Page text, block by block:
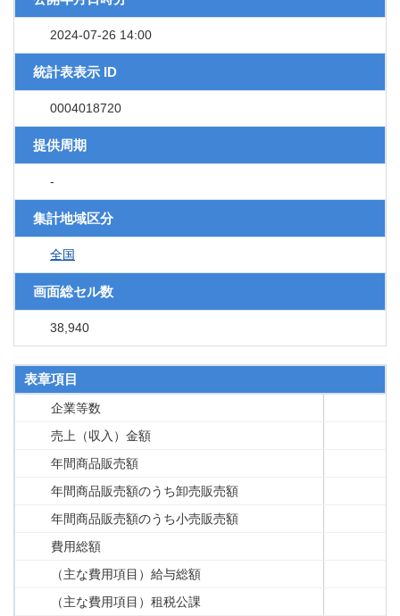
2024-07-26 14:00
統計表表示 ID
0004018720
提供周期
-
集計地域区分
全国
画面総セル数
38,940
表章項目
企業等数
売上（収入）金額
年間商品販売額
年間商品販売額のうち卸売販売額
年間商品販売額のうち小売販売額
費用総額
（主な費用項目）給与総額
（主な費用項目）租税公課